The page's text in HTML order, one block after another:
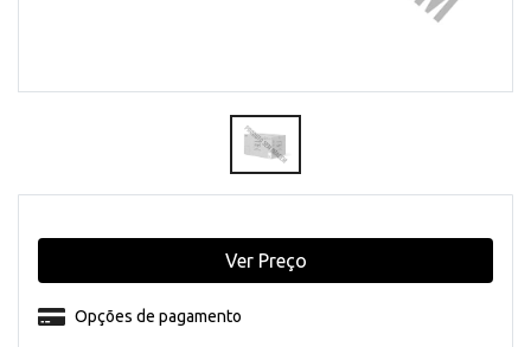
Opções de pagamento
Ver Preço